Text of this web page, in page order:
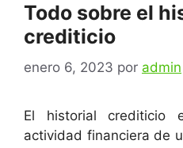
Todo sobre el
crediticio
enero 6, 2023 por admin
El historial
actividad financiera de